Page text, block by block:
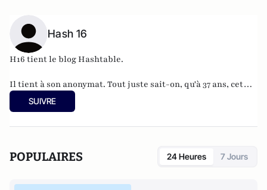
Hash 16
H16 tient le blogHashtable.
Il tient à son anonymat. Tout juste sait-on, qu'à 37 ans, cet
informaticien à l'humour acerbe habite en Belgique et
travaille pour"une grosse boutique qui produit, gère et
SUIVRE
POPULAIRES 24 Heures 7 Jours